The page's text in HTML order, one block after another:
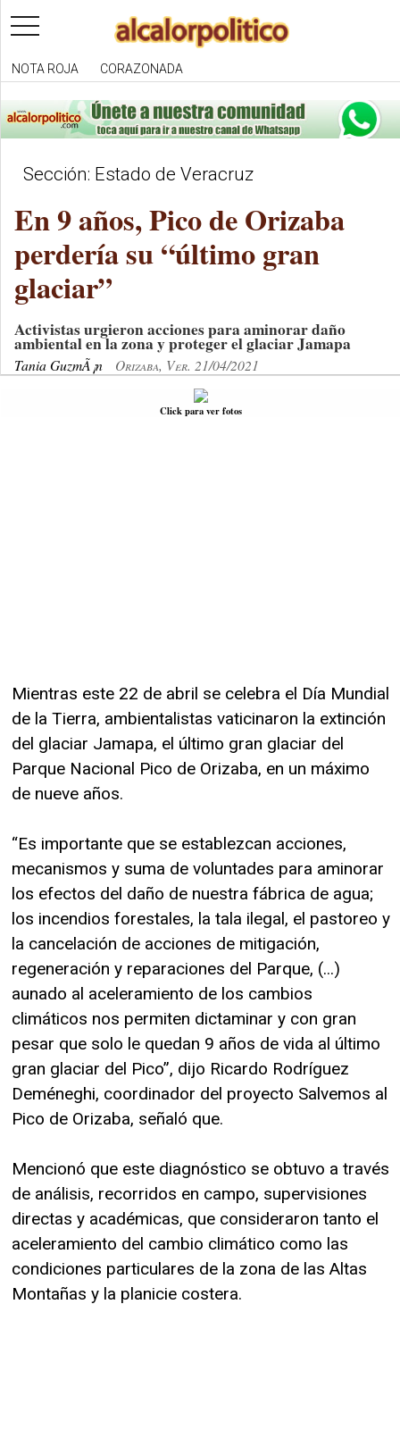
toggle
navigation
NOTA ROJA CORAZONADA
Sección: Estado de Veracruz
En 9 años, Pico de Orizaba
perdería su “último gran
glaciar”
Activistas urgieron acciones para aminorar daño
ambiental en la zona y proteger el glaciar Jamapa
Tania GuzmÃ¡n Orizaba, Ver. 21/04/2021
Click para ver fotos
Mientras este 22 de abril se celebra el Día Mundial
de la Tierra, ambientalistas vaticinaron la extinción
del glaciar Jamapa, el último gran glaciar del
Parque Nacional Pico de Orizaba, en un máximo
de nueve años.
“Es importante que se establezcan acciones,
mecanismos y suma de voluntades para aminorar
los efectos del daño de nuestra fábrica de agua;
los incendios forestales, la tala ilegal, el pastoreo y
la cancelación de acciones de mitigación,
regeneración y reparaciones del Parque, (...)
aunado al aceleramiento de los cambios
climáticos nos permiten dictaminar y con gran
pesar que solo le quedan 9 años de vida al último
gran glaciar del Pico”, dijo Ricardo Rodríguez
Deméneghi, coordinador del proyecto Salvemos al
Pico de Orizaba, señaló que.
Mencionó que este diagnóstico se obtuvo a través
de análisis, recorridos en campo, supervisiones
directas y académicas, que consideraron tanto el
aceleramiento del cambio climático como las
condiciones particulares de la zona de las Altas
Montañas y la planicie costera.